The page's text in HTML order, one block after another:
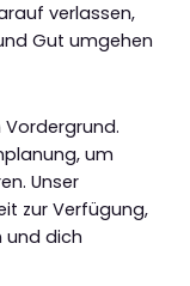
verlassen,
Gut umgehen
Vordergrund.
um
Unser
zur Verfügung,
und dich